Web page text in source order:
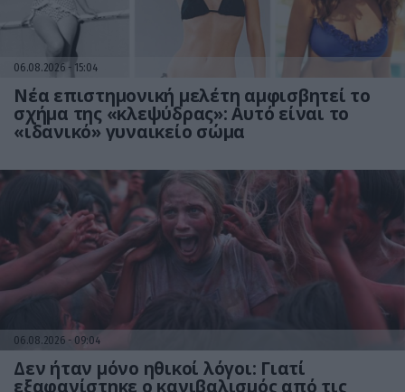
06.08.2026 15:04
Νέα επιστημονική μελέτη αμφισβητεί το
σχήμα της «κλεψύδρας»: Αυτό είναι το
«ιδανικό» γυναικείο σώμα
06.08.2026 09:04
Δεν ήταν μόνο ηθικοί λόγοι: Γιατί
εξαφανίστηκε ο κανιβαλισμός από τις